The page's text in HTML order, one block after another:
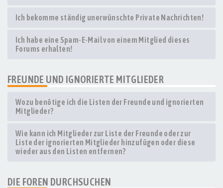
Ich bekomme ständig unerwünschte Private Nachrichten!
Ich habe eine Spam-E-Mail von einem Mitglied dieses
Forums erhalten!
FREUNDE UND IGNORIERTE MITGLIEDER
Wozu benötige ich die Listen der Freunde und ignorierten
Mitglieder?
Wie kann ich Mitglieder zur Liste der Freunde oder zur
Liste der ignorierten Mitglieder hinzufügen oder diese
wieder aus den Listen entfernen?
DIE FOREN DURCHSUCHEN